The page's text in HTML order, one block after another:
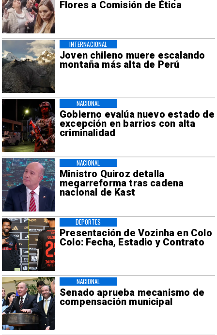
Flores a Comisión de Ética
Joven chileno muere escalando
montaña más alta de Perú
INTERNACIONAL
Gobierno evalúa nuevo estado de
excepción en barrios con alta
criminalidad
NACIONAL
Ministro Quiroz detalla
megarreforma tras cadena
nacional de Kast
NACIONAL
Presentación de Vozinha en Colo
Colo: Fecha, Estadio y Contrato
DEPORTES
Senado aprueba mecanismo de
compensación municipal
NACIONAL